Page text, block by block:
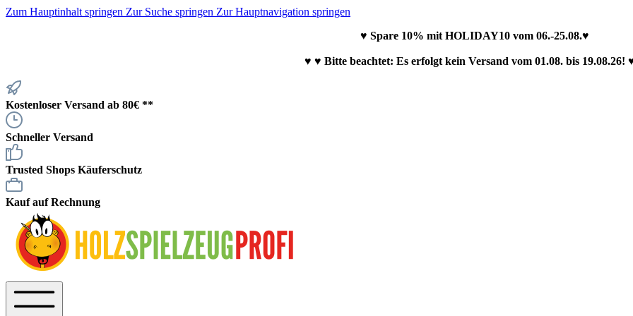
Zum Hauptinhalt springen Zur Suche springen Zur Hauptnavigation springen
♥ Spare 10% mit HOLIDAY10 vom 06.-25.08.♥
♥ ♥ Bitte beachtet: Es erfolgt kein Versand vom 01.08. bis 19.08.26!
Kostenloser Versand ab 80€ **
Schneller Versand
Trusted Shops Käuferschutz
Kauf auf Rechnung